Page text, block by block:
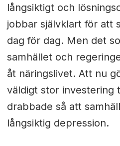
långsiktigt och
jobbar självklart för att
dag för dag. Men det
samhället och
åt näringslivet. Att nu
väldigt stor investering
drabbade så att
långsiktig depression.